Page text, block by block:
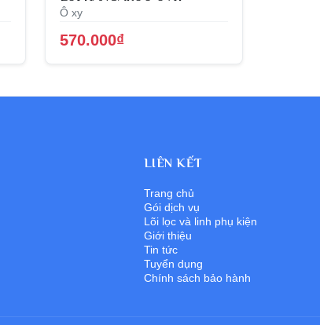
Ô xy
570.000₫
LIÊN KẾT
Trang chủ
Gói dịch vụ
Lõi lọc và linh phụ kiện
Giới thiệu
Tin tức
Tuyển dụng
Chính sách bảo hành